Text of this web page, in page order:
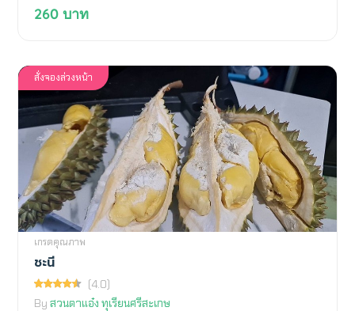
260 บาท
สั่งจองล่วงหน้า
เกรดคุณภาพ
ชะนี
(4.0)
By สวนตาแอ๋ง ทุเรียนศรีสะเกษ